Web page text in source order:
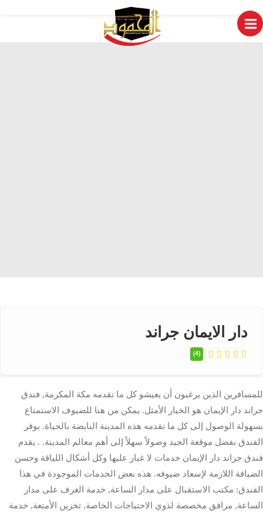
دار الايمان جراند
(4)
للمسافرين الذين يرغبون أن يعيشو كل ما تقدمه مكة المكرمة, فندق
جراند دار الإيمان هو الخيار الأمثل. يمكن من هنا للضيوف الاستمتاع
بسهولة الوصول إلى كل ما تقدمه هذه المدينة النابضة بالحياة. يوفر
الفندق بفضل موقعة الجيد وصولاً سهلاً إلى أهم معالم المدينة. . يقدم
فندق جراند دار الإيمان خدمات لا غبار عليها وكل أشكال اللياقة وحسن
الضيافة اللازمة لإسعاد ضيوفه. هذه بعض الخدمات الموجودة في هذا
الفندق: مكتب الاستقبال على مدار الساعة, خدمة الغرف على مدار
الساعة, مرافق مخصصة لذوي الاحتياجات الخاصة, تخزين الأمتعة, خدمة